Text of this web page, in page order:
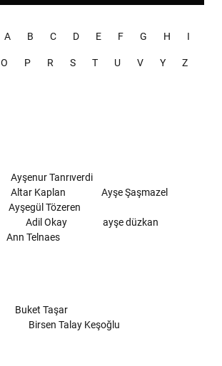
A B C D E F G H I
O P R S T U V Y Z
Ayşenur Tanrıverdi
Altar Kaplan
Ayşe Şaşmazel
Ayşegül Tözeren
Adil Okay
ayşe düzkan
Ann Telnaes
Buket Taşar
Birsen Talay Keşoğlu